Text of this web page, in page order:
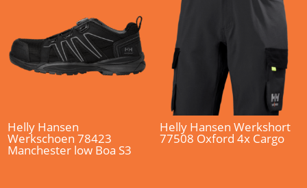
Helly Hansen
Werkschoen 78423
Manchester low Boa S3
Helly Hansen Werkshort
77508 Oxford 4x Cargo